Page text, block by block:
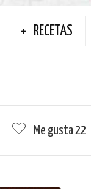
RECETAS
Me gusta 22